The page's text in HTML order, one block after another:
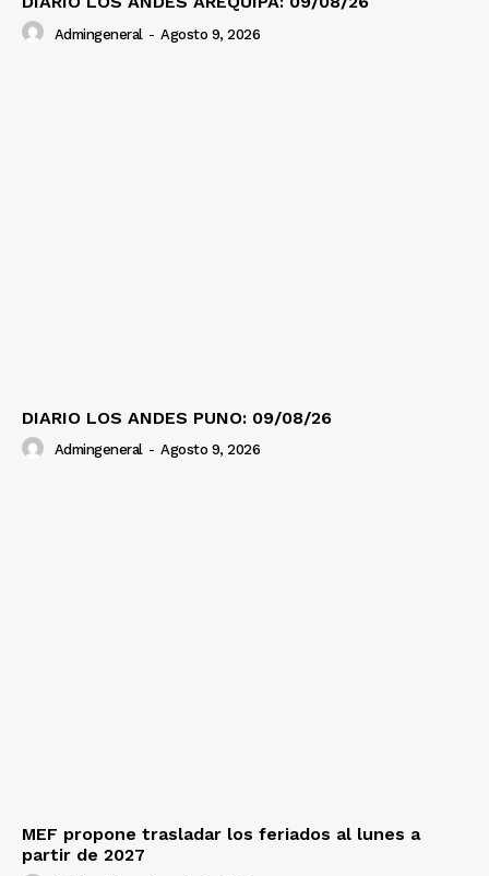
Admingeneral - Agosto 9, 2026
DIARIO LOS ANDES PUNO: 09/08/26
Admingeneral - Agosto 9, 2026
MEF propone trasladar los feriados al lunes a
partir de 2027